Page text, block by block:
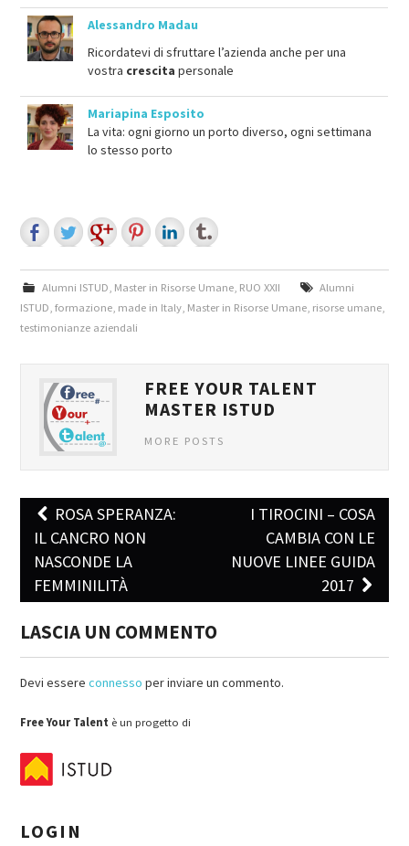
Alessandro Madau
Ricordatevi di sfruttare l’azienda anche per una
vostra crescita personale
Mariapina Esposito
La vita: ogni giorno un porto diverso, ogni settimana
lo stesso porto
Alumni ISTUD Master in Risorse Umane, RUO XXII
Alumni
ISTUD ,formazione made in Italy Master in Risorse Umane risorse umane
testimonianze aziendali
FREE YOUR TALENT
MASTER ISTUD
MORE POSTS
Post navigation
ROSA SPERANZA:
IL CANCRO NON
NASCONDE LA
FEMMINILITÀ
I TIROCINI – COSA
CAMBIA CON LE
NUOVE LINEE GUIDA
2017
LASCIA UN COMMENTO
Devi essereconnesso per inviare un commento.
Free Your Talent è un progetto di
LOGIN